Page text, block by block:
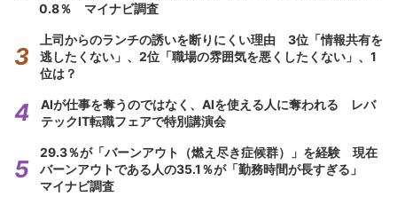
0.8％ マイナビ調査
上司からのランチの誘いを断りにくい理由 3位「情報共有を
逃したくない」、2位「職場の雰囲気を悪くしたくない」、1
位は？
AIが仕事を奪うのではなく、AIを使える人に奪われる レバ
テックIT転職フェアで特別講演会
29.3％が「バーンアウト（燃え尽き症候群）」を経験 現在
バーンアウトである人の35.1％が「勤務時間が長すぎる」
マイナビ調査